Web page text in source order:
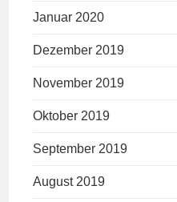
Januar 2020
Dezember 2019
November 2019
Oktober 2019
September 2019
August 2019